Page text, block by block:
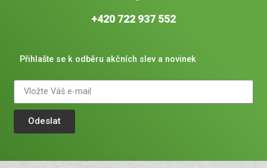
+420 722 937 552
Přihlašte se k odběru akčních slev a novinek
Odeslat